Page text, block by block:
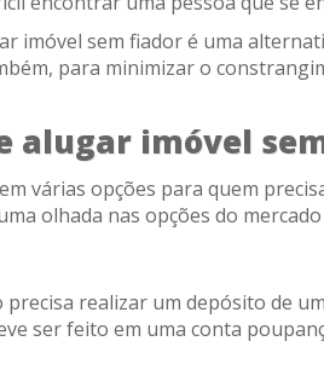
imóvel sem fiador é uma
para minimizar o
alugar imóvel
várias opções para quem
olhada nas opções do
realizar um depósito de
ser feito em uma conta